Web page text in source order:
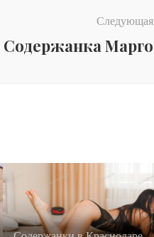
Следующая
Содержанка Марго